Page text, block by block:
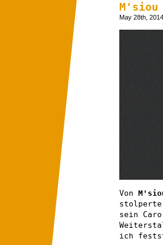
M'siou
May 28th,
Von
stolperte
sein Caro
ich